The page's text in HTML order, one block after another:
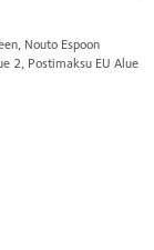
Nouto Espoon
2, Postimaksu EU Alue